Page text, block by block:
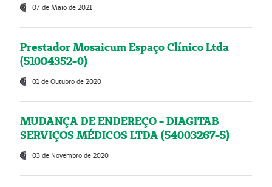
07 de Maio de 2021
Prestador Mosaicum Espaço Clínico Ltda
(51004352-0)
01 de Outubro de 2020
MUDANÇA DE ENDEREÇO - DIAGITAB
SERVIÇOS MÉDICOS LTDA (54003267-5)
03 de Novembro de 2020